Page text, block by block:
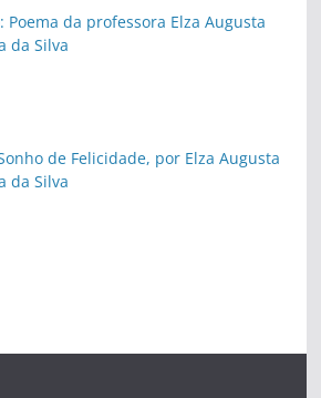
Poema da professora Elza Augusta
da Silva
de Felicidade, por Elza Augusta
da Silva